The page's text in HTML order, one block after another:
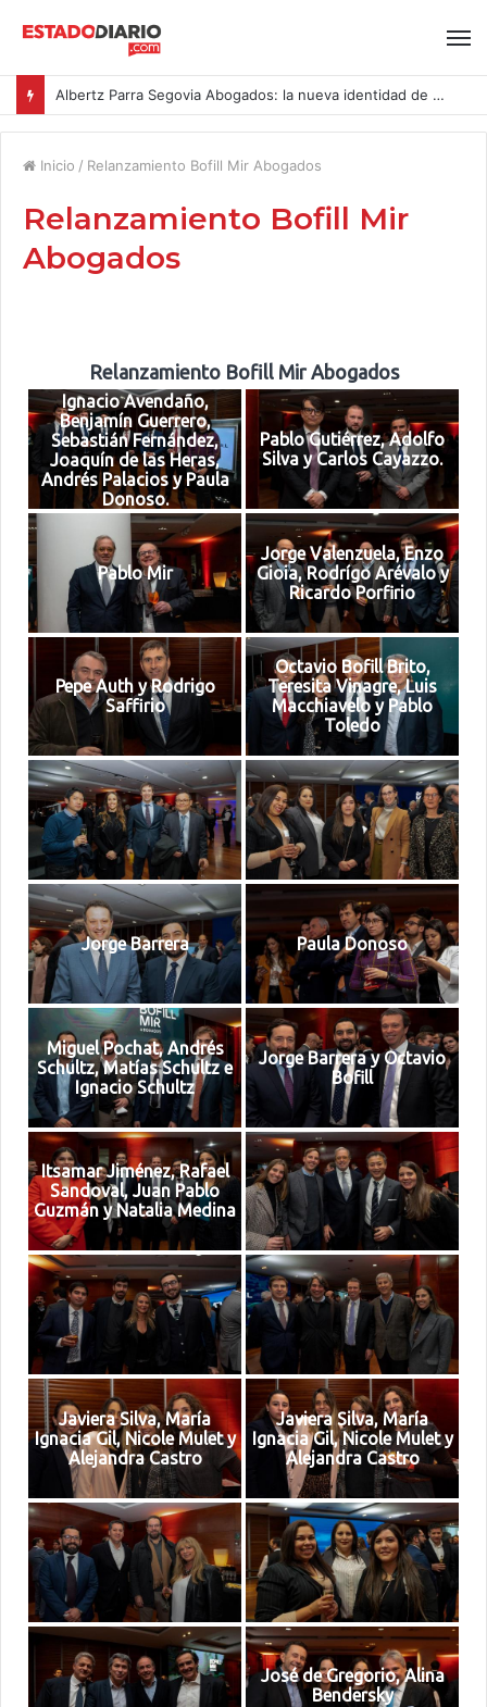
Albertz Parra Segovia Abogados: la nueva identidad de Segovia Consulting
Inicio / Relanzamiento Bofill Mir Abogados
Relanzamiento Bofill Mir
Abogados
Relanzamiento Bofill Mir Abogados
Ignacio Avendaño,
Benjamín Guerrero,
Sebastián Fernández,
Joaquín de las Heras,
Andrés Palacios y Paula
Donoso.
Pablo Gutiérrez, Adolfo
Silva y Carlos Cayazzo.
Pablo Mir
Jorge Valenzuela, Enzo
Gioia, Rodrígo Arévalo y
Ricardo Porfirio
Pepe Auth y Rodrigo
Saffirio
Octavio Bofill Brito,
Teresita Vinagre, Luis
Macchiavelo y Pablo
Toledo
Jorge Barrera Paula Donoso
Miguel Pochat, Andrés
Schultz, Matías Schultz e
Ignacio Schultz
Jorge Barrera y Octavio
Bofill
Itsamar Jiménez, Rafael
Sandoval, Juan Pablo
Guzmán y Natalia Medina
Javiera Silva, María
Ignacia Gil, Nicole Mulet y
Alejandra Castro
Javiera Silva, María
Ignacia Gil, Nicole Mulet y
Alejandra Castro
José de Gregorio, Alina
Bendersky